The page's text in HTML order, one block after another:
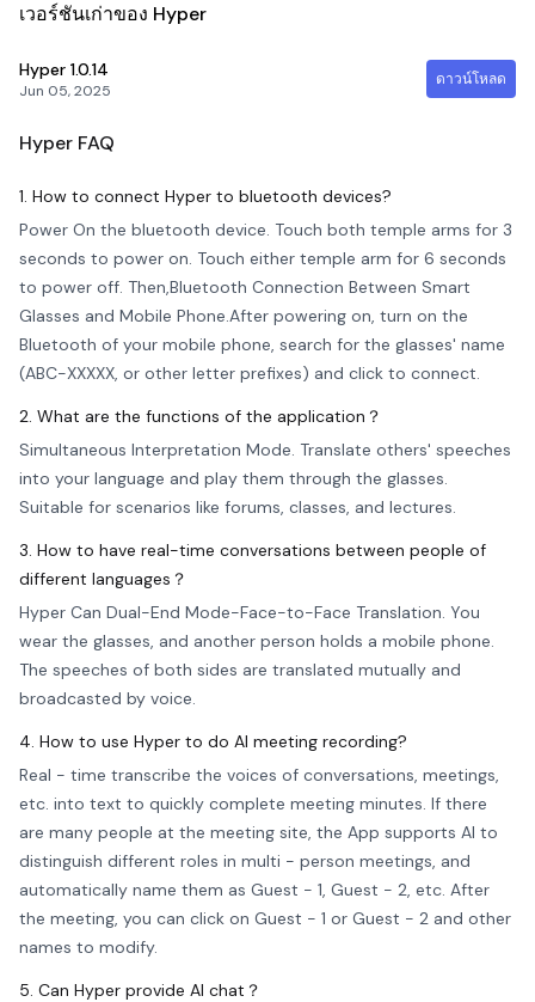
เวอร์ชันเก่าของ Hyper
Hyper 1.0.14
Jun 05, 2025
ดาวน์โหลด
Hyper FAQ
1. How to connect Hyper to bluetooth devices?
Power On the bluetooth device. Touch both temple arms for 3
seconds to power on. Touch either temple arm for 6 seconds
to power off. Then,Bluetooth Connection Between Smart
Glasses and Mobile Phone.After powering on, turn on the
Bluetooth of your mobile phone, search for the glasses' name
(ABC-XXXXX, or other letter prefixes) and click to connect.
2. What are the functions of the application？
Simultaneous Interpretation Mode. Translate others' speeches
into your language and play them through the glasses.
Suitable for scenarios like forums, classes, and lectures.
3. How to have real-time conversations between people of
different languages？
Hyper Can Dual-End Mode-Face-to-Face Translation. You
wear the glasses, and another person holds a mobile phone.
The speeches of both sides are translated mutually and
broadcasted by voice.
4. How to use Hyper to do AI meeting recording?
Real - time transcribe the voices of conversations, meetings,
etc. into text to quickly complete meeting minutes. If there
are many people at the meeting site, the App supports AI to
distinguish different roles in multi - person meetings, and
automatically name them as Guest - 1, Guest - 2, etc. After
the meeting, you can click on Guest - 1 or Guest - 2 and other
names to modify.
5. Can Hyper provide AI chat？